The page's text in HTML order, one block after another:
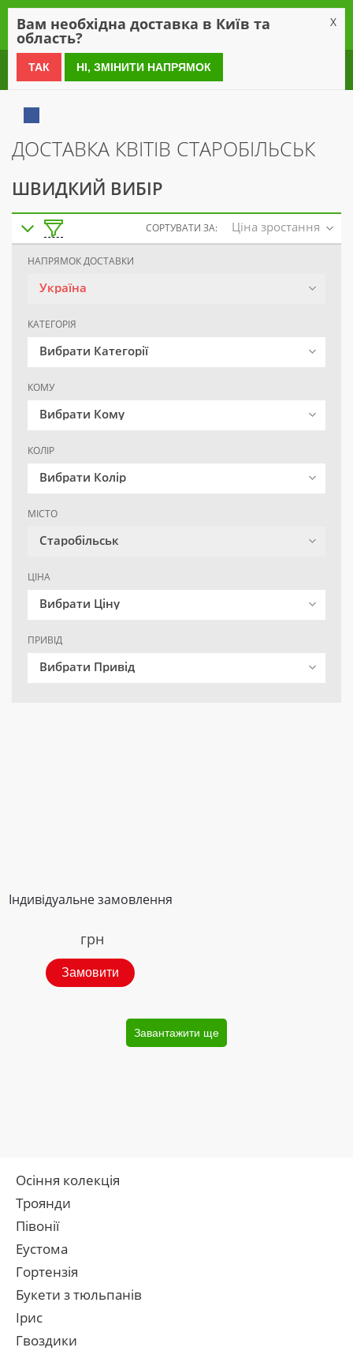
0 800 21 54 55
ДОСТАВКА КВІТІВ СТАРОБІЛЬСЬК
ШВИДКИЙ ВИБІР
СОРТУВАТИ ЗА: Ціна зростання
НАПРЯМОК ДОСТАВКИ
Україна
КАТЕГОРІЯ
Вибрати Категорії
КОМУ
Вибрати Кому
КОЛІР
Вибрати Колір
МІСТО
Старобільськ
ЦІНА
Вибрати Ціну
ПРИВІД
Вибрати Привід
Індивідуальне замовлення
грн
Замовити
Завантажити ще
Осіння колекція
Троянди
Півонії
Еустома
Гортензія
Букети з тюльпанів
Ірис
Гвоздики
Вам необхідна доставка в Київ та
область?
X
ТАК НІ, ЗМІНИТИ НАПРЯМОК